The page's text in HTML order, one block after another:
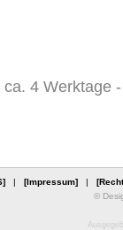
ca. 4 Werktage
| [Impressum]|
©